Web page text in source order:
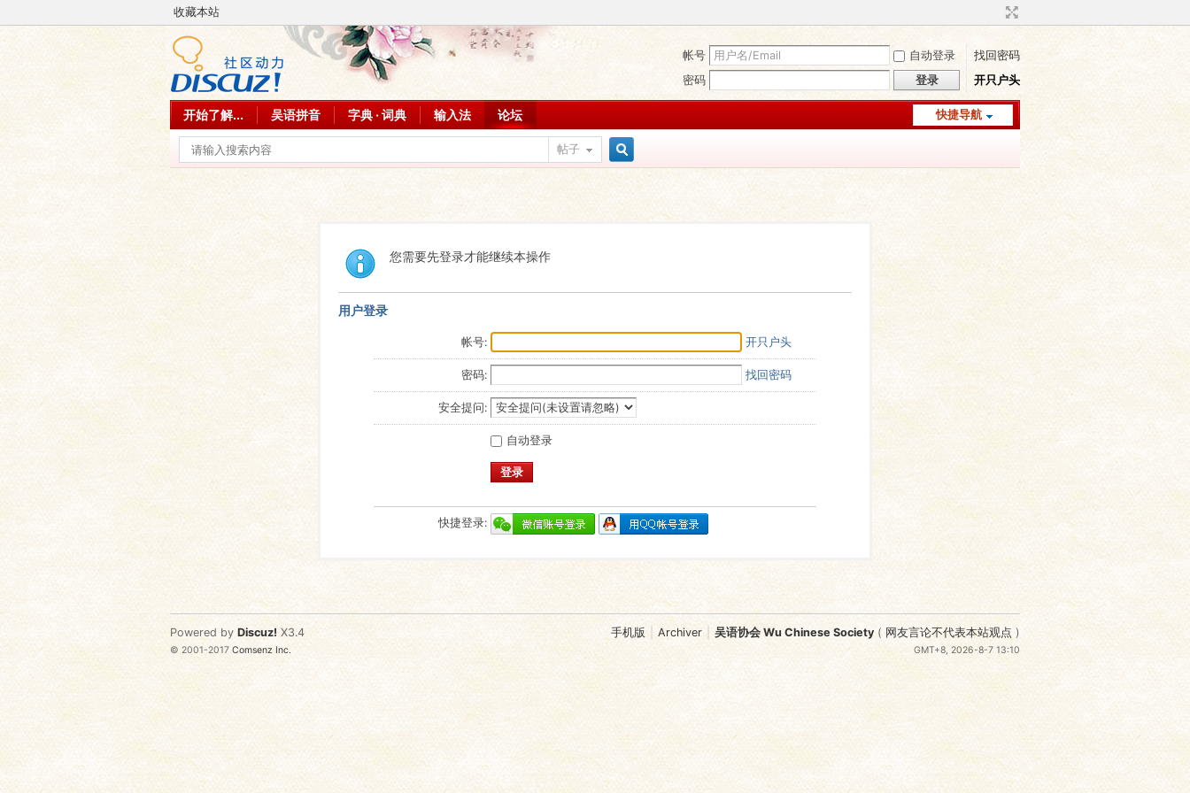
收藏本站
帐号 自动登录
找回密码
密码
登录 开只户头
快捷导航
开始了解... 吴语拼音 字典 · 词典 输入法 论坛
帖子
您需要先登录才能继续本操作
用户登录
帐号: 开只户头
密码: 找回密码
安全提问:
自动登录
登录
快捷登录:
手机版 Archiver 吴语协会 Wu Chinese Society ( 网友言论不代表本站观点 )
GMT+8, 2026-8-7 13:10
Powered by Discuz! X3.4
© 2001-2017Comsenz Inc.